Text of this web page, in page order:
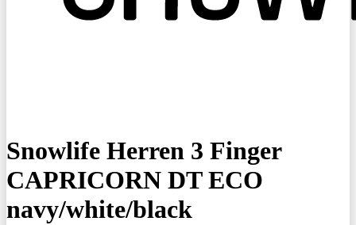
Snowlife Herren 3 Finger
CAPRICORN DT ECO
navy/white/black